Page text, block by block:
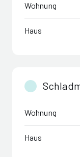
Wohnung
Haus
Wohnung
Haus